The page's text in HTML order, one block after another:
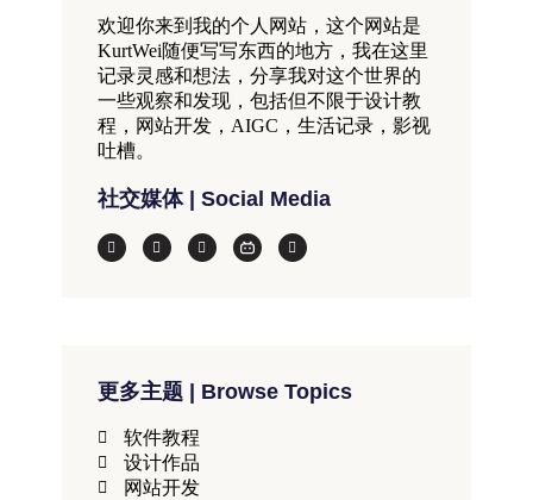
欢迎你来到我的个人网站，这个网站是
KurtWei随便写写东西的地方，我在这里
记录灵感和想法，分享我对这个世界的
一些观察和发现，包括但不限于设计教
程，网站开发，AIGC，生活记录，影视
吐槽。
社交媒体 | Social Media
更多主题 | Browse Topics
软件教程
设计作品
网站开发